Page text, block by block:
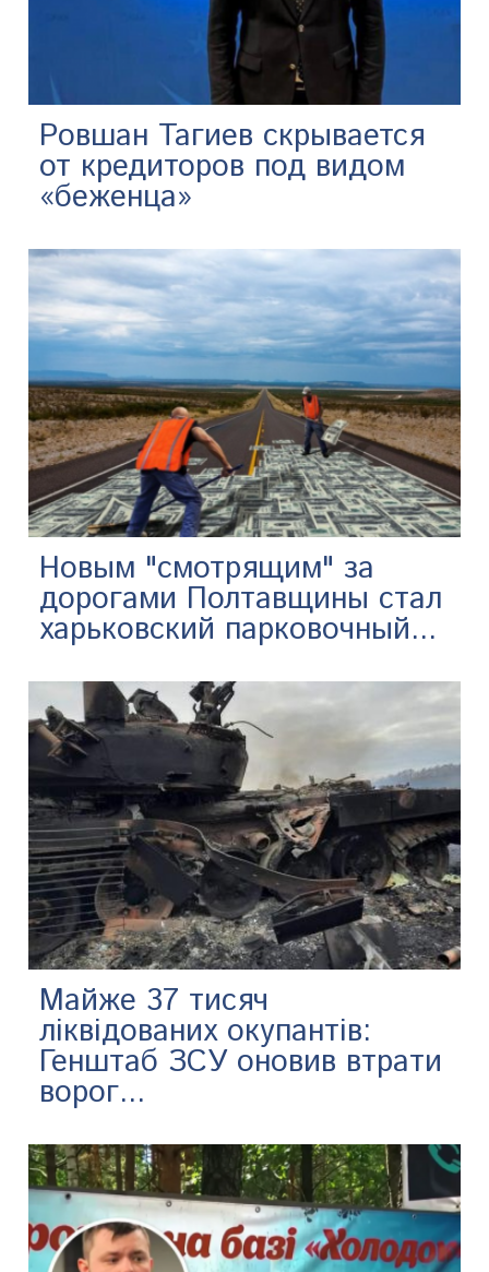
Ровшан Тагиев скрывается
от кредиторов под видом
«беженца»
Новым "смотрящим" за
дорогами Полтавщины стал
харьковский парковочный...
Майже 37 тисяч
ліквідованих окупантів:
Генштаб ЗСУ оновив втрати
ворог...